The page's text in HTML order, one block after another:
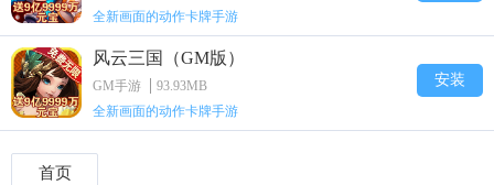
全新画面的动作卡牌手游
风云三国（GM版）
GM手游
93.93MB
全新画面的动作卡牌手游
安装
首页